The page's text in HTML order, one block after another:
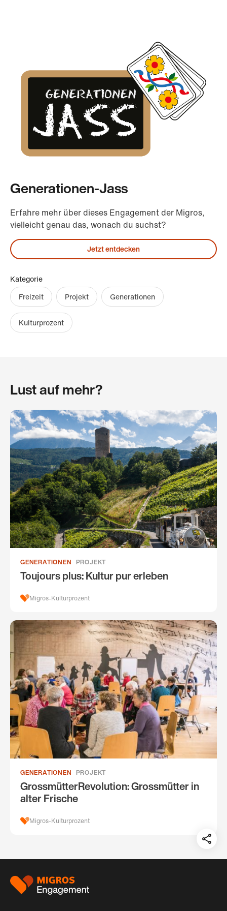
Generationen-Jass
Erfahre mehr über dieses Engagement der Migros,
vielleicht genau das, wonach du suchst?
Jetzt entdecken
Kategorie
Freizeit
Projekt Generationen
Kulturprozent
Lust auf mehr?
GENERATIONEN PROJEKT
Toujours plus: Kultur pur erleben
Migros-Kulturprozent
GENERATIONEN PROJEKT
GrossmütterRevolution: Grossmütter in
alter Frische
Migros-Kulturprozent
auf:
Footer